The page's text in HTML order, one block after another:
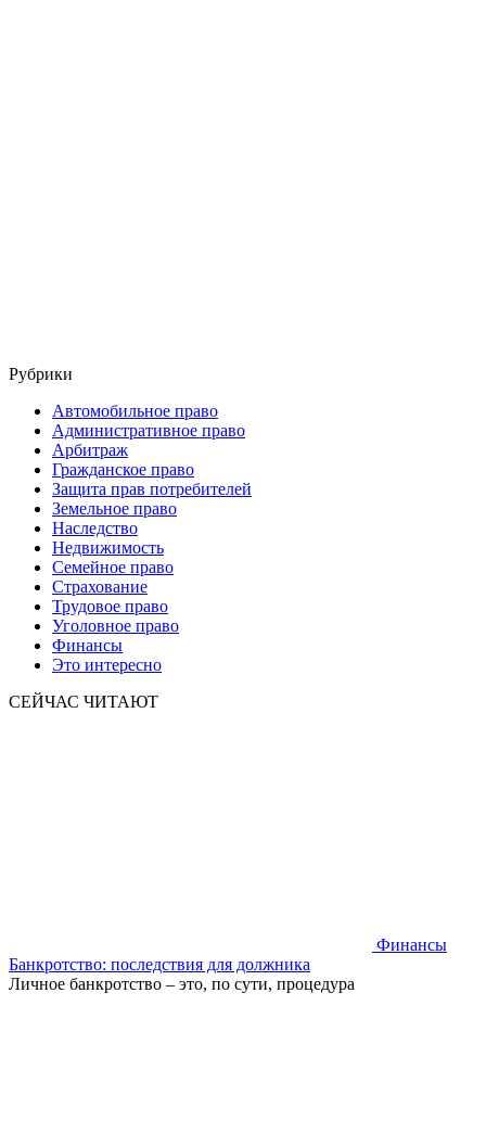
Рубрики
Автомобильное право
Административное право
Арбитраж
Гражданское право
Защита прав потребителей
Земельное право
Наследство
Недвижимость
Семейное право
Страхование
Трудовое право
Уголовное право
Финансы
Это интересно
СЕЙЧАС ЧИТАЮТ
Финансы
Банкротство: последствия для должника
Личное банкротство – это, по сути, процедура